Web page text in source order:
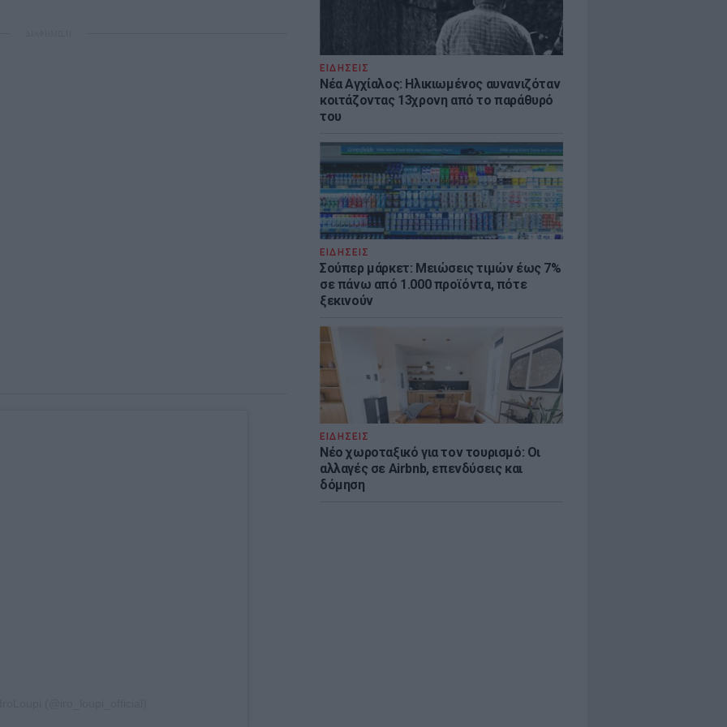
ΕΙΔΗΣΕΙΣ
Νέα Αγχίαλος: Ηλικιωμένος αυνανιζόταν
κοιτάζοντας 13χρονη από το παράθυρό
του
ΕΙΔΗΣΕΙΣ
Σούπερ μάρκετ: Μειώσεις τιμών έως 7%
σε πάνω από 1.000 προϊόντα, πότε
ξεκινούν
ΕΙΔΗΣΕΙΣ
Νέο χωροταξικό για τον τουρισμό: Οι
αλλαγές σε Airbnb, επενδύσεις και
δόμηση